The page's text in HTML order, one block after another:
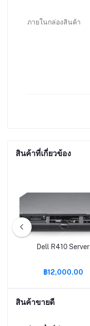
ภายในกล่องสินค้า
สินค้าที่เกี่ยวข้อง
Dell R410 Server
฿12,000.00
สินค้าขายดี